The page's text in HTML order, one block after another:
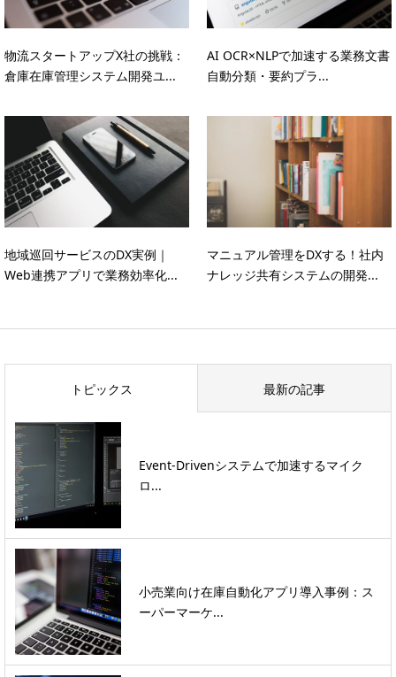
物流スタートアップX社の挑戦：
倉庫在庫管理システム開発ユ...
AI OCR×NLPで加速する業務文書
自動分類・要約プラ...
地域巡回サービスのDX実例｜
Web連携アプリで業務効率化...
マニュアル管理をDXする！社内
ナレッジ共有システムの開発...
トピックス 最新の記事
Event-Drivenシステムで加速するマイク
ロ...
小売業向け在庫自動化アプリ導入事例：ス
ーパーマーケ...